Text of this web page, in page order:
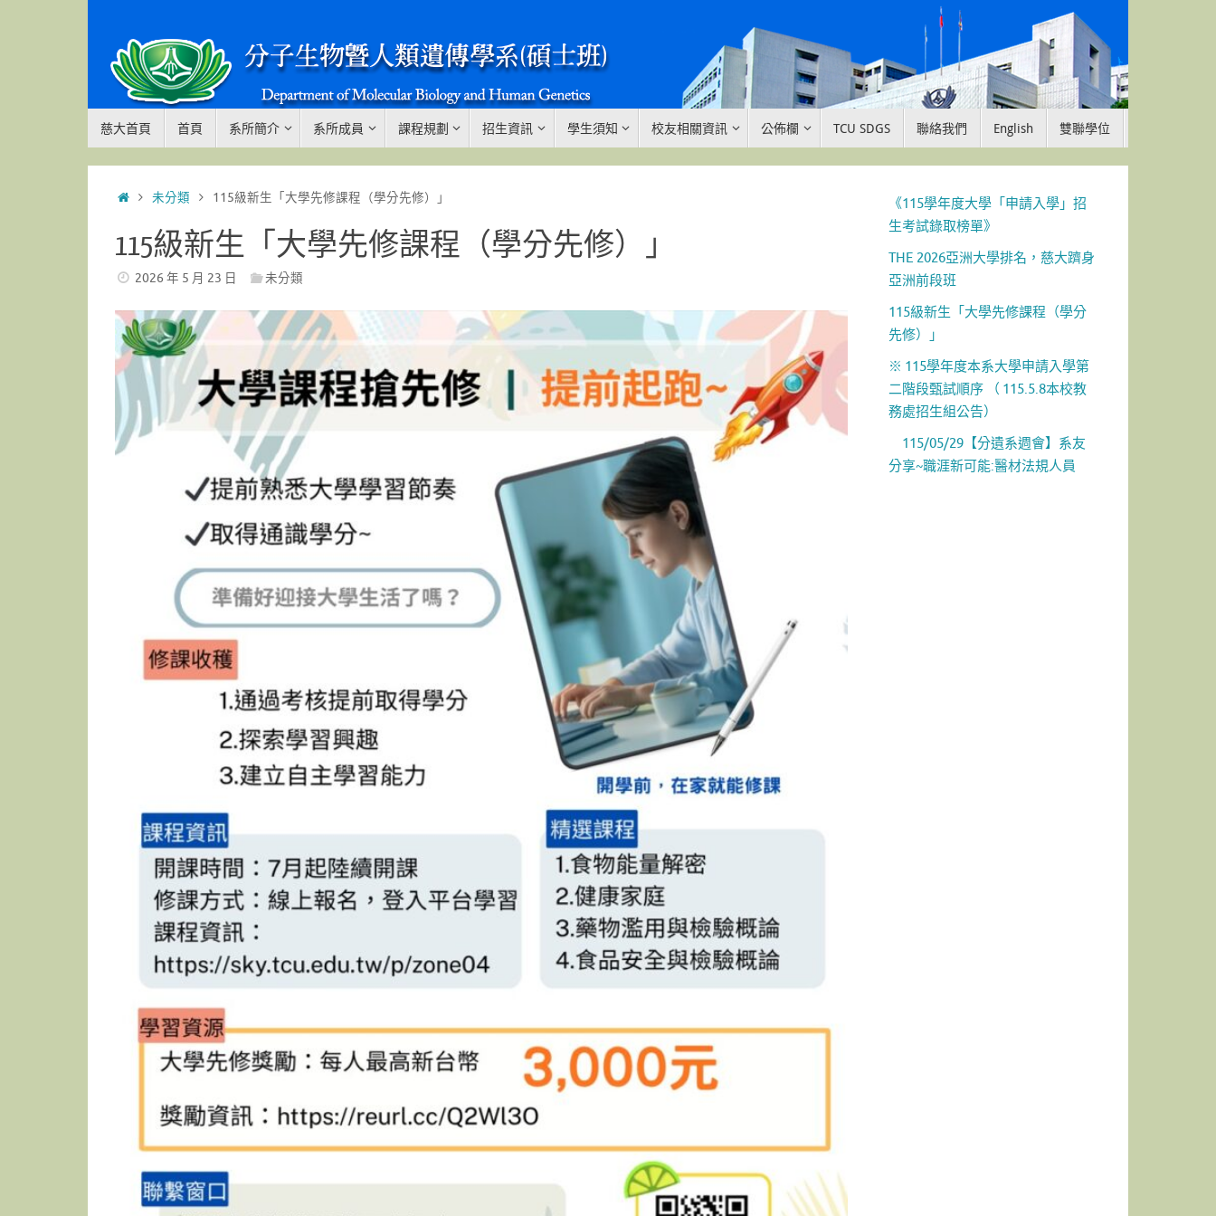
慈大首頁 首頁 系所簡介 系所成員 課程規劃 招生資訊 學生須知 校友相關資訊 公佈欄 TCU SDGS 聯絡我們 English 雙聯學位
Home未分類 115級新生「大學先修課程（學分先修）」
115級新生「大學先修課程（學分先修）」
2026 年 5 月 23 日 未分類
《115學年度大學「申請入學」招
生考試錄取榜單》
THE 2026亞洲大學排名，慈大躋身
亞洲前段班
115級新生「大學先修課程（學分
先修）」
※ 115學年度本系大學申請入學第
二階段甄試順序 （ 115.5.8本校教
務處招生組公告）
115/05/29【分遺系週會】系友
分享~職涯新可能:醫材法規人員